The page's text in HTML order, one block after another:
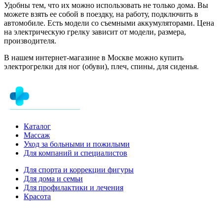
Удобны тем, что их можно использовать не только дома. Вы
можете взять ее собой в поездку, на работу, подключить в
автомобиле. Есть модели со съемными аккумуляторами. Цена
на электрическую грелку зависит от модели, размера,
производителя.
В нашем интернет-магазине в Москве можно купить
электрогрелки для ног (обуви), плеч, спины, для сиденья.
Каталог
Массаж
Уход за больными и пожилыми
Для компаний и специалистов
Для спорта и коррекции фигуры
Для дома и семьи
Для профилактики и лечения
Красота